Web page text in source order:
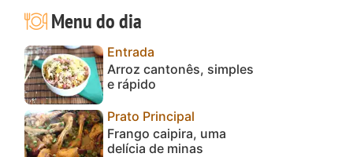
Menu do dia
Entrada
Arroz cantonês, simples
e rápido
Prato Principal
Frango caipira, uma
delícia de minas